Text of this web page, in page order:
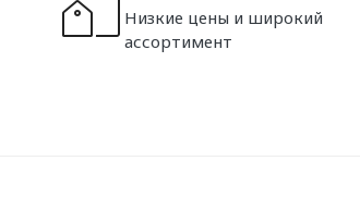
Низкие цены и широкий
ассортимент